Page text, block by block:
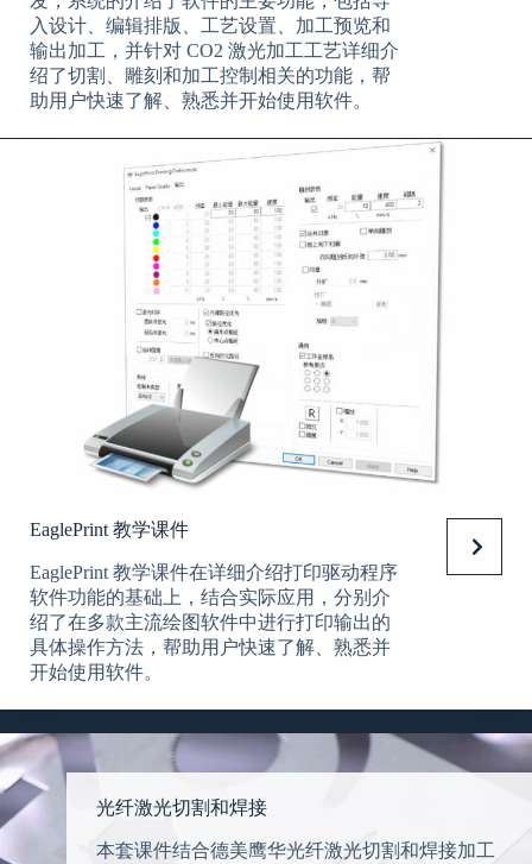
入设计、编辑排版、工艺设置、加工预览和
输出加工，并针对 CO2 激光加工工艺详细介
绍了切割、雕刻和加工控制相关的功能，帮
助用户快速了解、熟悉并开始使用软件。
EaglePrint 教学课件
EaglePrint 教学课件在详细介绍打印驱动程序
软件功能的基础上，结合实际应用，分别介
绍了在多款主流绘图软件中进行打印输出的
具体操作方法，帮助用户快速了解、熟悉并
开始使用软件。
光纤激光切割和焊接
本套课件结合德美鹰华光纤激光切割和焊接加工